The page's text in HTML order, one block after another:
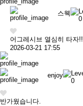
스웩
어그레시브 열심히 타자!!
2026-03-21 17:55
enjoy
반가웠습니다.